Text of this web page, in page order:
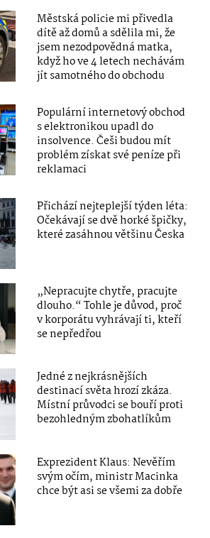
Městská policie mi přivedla
dítě až domů a sdělila mi, že
jsem nezodpovědná matka,
když ho ve 4 letech nechávám
jít samotného do obchodu
Populární internetový obchod
s elektronikou upadl do
insolvence. Češi budou mít
problém získat své peníze při
reklamaci
Přichází nejteplejší týden léta:
Očekávají se dvě horké špičky,
které zasáhnou většinu Česka
„Nepracujte chytře, pracujte
dlouho.“ Tohle je důvod, proč
v korporátu vyhrávají ti, kteří
se nepředřou
Jedné z nejkrásnějších
destinací světa hrozí zkáza.
Místní průvodci se bouří proti
bezohledným zbohatlíkům
Exprezident Klaus: Nevěřím
svým očím, ministr Macinka
chce být asi se všemi za dobře